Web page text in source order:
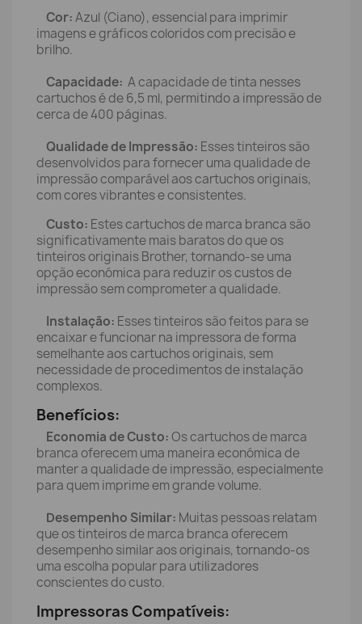
Cor:Azul (Ciano), essencial para imprimir
imagens e gráficos coloridos com precisão e
brilho.
Capacidade: A capacidade de tinta nesses
cartuchos é de 6,5 ml, permitindo a impressão de
cerca de 400 páginas.
Qualidade de Impressão: Esses tinteiros são
desenvolvidos para fornecer uma qualidade de
impressão comparável aos cartuchos originais,
com cores vibrantes e consistentes.
Custo: Estes cartuchos de marca branca são
significativamente mais baratos do que os
tinteiros originais Brother, tornando-se uma
opção económica para reduzir os custos de
impressão sem comprometer a qualidade.
Instalação: Esses tinteiros são feitos para se
encaixar e funcionar na impressora de forma
semelhante aos cartuchos originais, sem
necessidade de procedimentos de instalação
complexos.
Benefícios:
Economia de Custo:Os cartuchos de marca
branca oferecem uma maneira económica de
manter a qualidade de impressão, especialmente
para quem imprime em grande volume.
Desempenho Similar: Muitas pessoas relatam
que os tinteiros de marca branca oferecem
desempenho similar aos originais, tornando-os
uma escolha popular para utilizadores
conscientes do custo.
Impressoras Compatíveis: